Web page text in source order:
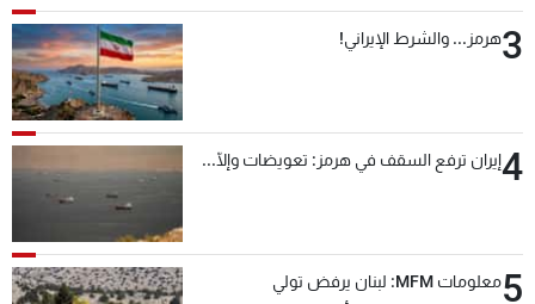
3هرمز... والشرط الإيراني!
4إيران ترفع السقف في هرمز: تعويضات وإلّا...
5
معلومات MFM: لبنان يرفض تولي